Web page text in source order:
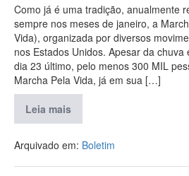
Como já é uma tradição, anualmente
sempre nos meses de janeiro, a
Vida), organizada por diversos
nos Estados Unidos. Apesar da
dia 23 último, pelo menos 300 MIL
Marcha Pela Vida, já em sua […]
Leia mais
Arquivado em: Boletim